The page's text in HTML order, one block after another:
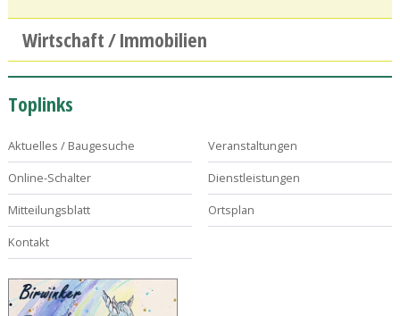
Wirtschaft / Immobilien
Toplinks
Aktuelles / Baugesuche
Veranstaltungen
Online-Schalter
Dienstleistungen
Mitteilungsblatt
Ortsplan
Kontakt